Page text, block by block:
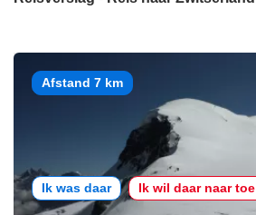
Afstand 7 km
Ik was daar Ik wil daar naar toe